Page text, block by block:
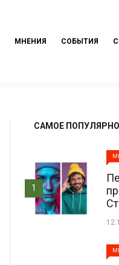
МНЕНИЯ СОБЫТИЯ
САМОЕ
1